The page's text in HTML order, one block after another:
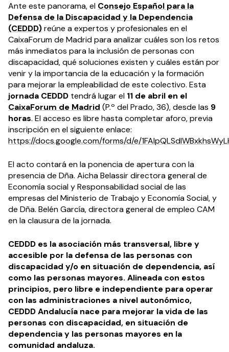
Ante este panorama, el Consejo Español para la
Defensa de la Discapacidad y la Dependencia
(CEDDD)reúne a expertos y profesionales en el
CaixaForum de Madrid para analizar cuáles son los retos
más inmediatos para la inclusión de personas con
discapacidad, qué soluciones existen y cuáles están por
venir y la importancia de la educación y la formación
para mejorar la empleabilidad de este colectivo. Esta
jornada CEDDD tendrá lugar el 11 de abril en el
CaixaForum de Madrid (P.º del Prado, 36), desde las 9
horas. El acceso es libre hasta completar aforo, previa
inscripción en el siguiente enlace:
https://docs.google.com/forms/d/e/
El acto contará en la ponencia de apertura con la
presencia de Dña. Aicha Belassir directora general de
Economía social y Responsabilidad social de las
empresas del Ministerio de Trabajo y Economía Social, y
de Dña. Belén García, directora general de empleo CAM
en la clausura de la jornada.
CEDDD es la asociación más transversal, libre y
accesible por la defensa de las personas con
discapacidad y/o en situación de dependencia, así
como las personas mayores. Alineada con estos
principios, pero libre e independiente para operar
con las administraciones a nivel autonómico,
CEDDD Andalucía nace para mejorar la vida de las
personas con discapacidad, en situación de
dependencia y las personas mayores en la
comunidad andaluza.